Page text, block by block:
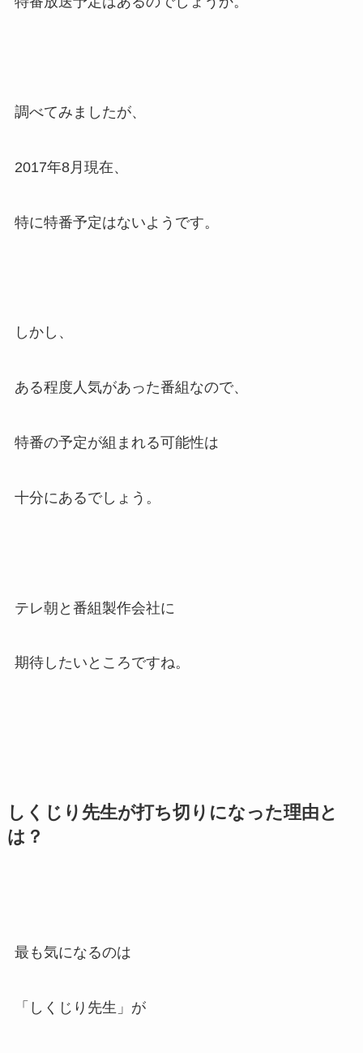
調べてみましたが、
2017年8月現在、
特に特番予定はないようです。
しかし、
ある程度人気があった番組なので、
特番の予定が組まれる可能性は
十分にあるでしょう。
テレ朝と番組製作会社に
期待したいところですね。
しくじり先生が打ち切りになった理由と
は？
最も気になるのは
「しくじり先生」が